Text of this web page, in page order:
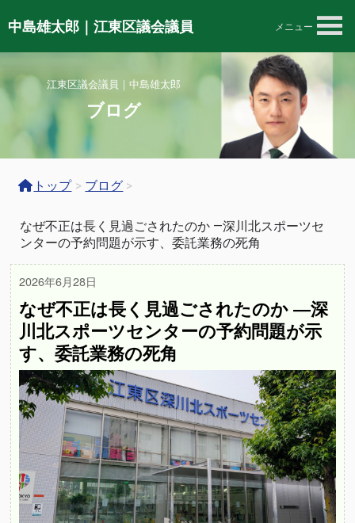
中島雄太郎｜江東区議会議員 メニュー
江東区議会議員｜中島雄太郎
ブログ
トップ > ブログ >
なぜ不正は長く見過ごされたのか ―深川北スポーツセ
ンターの予約問題が示す、委託業務の死角
2026年6月28日
なぜ不正は長く見過ごされたのか ―深
川北スポーツセンターの予約問題が示
す、委託業務の死角